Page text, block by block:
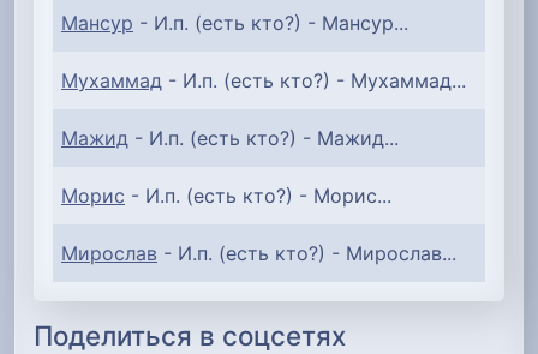
Мансур - И.п. (есть кто?) - Мансур...
Мухаммад - И.п. (есть кто?) - Мухаммад...
Мажид - И.п. (есть кто?) - Мажид...
Морис - И.п. (есть кто?) - Морис...
Мирослав - И.п. (есть кто?) - Мирослав...
Поделиться в соцсетях